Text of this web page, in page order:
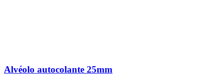
Alvéolo autocolante 25mm